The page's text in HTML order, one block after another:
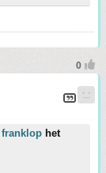
franklop het